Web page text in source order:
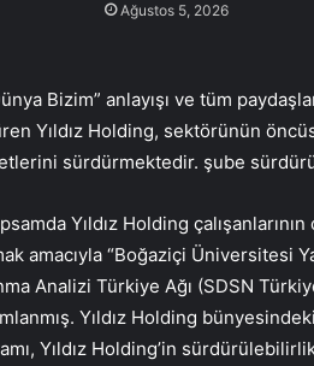
Ağustos 5, 2026
Bizim” anlayışı ve tüm
Yıldız Holding, sektörünün
sürdürmektedir. şube
Yıldız Holding
amacıyla “Boğaziçi Üniversitesi
Analizi Türkiye Ağı (SDSN
Yıldız Holding
Yıldız Holding’in